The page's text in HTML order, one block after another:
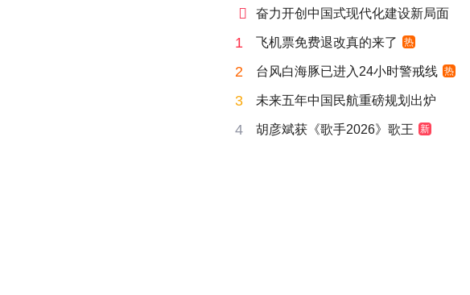
 奋力开创中国式现代化建设新局面
1 飞机票免费退改真的来了 热
2 台风白海豚已进入24小时警戒线 热
3 未来五年中国民航重磅规划出炉
4 胡彦斌获《歌手2026》歌王 新